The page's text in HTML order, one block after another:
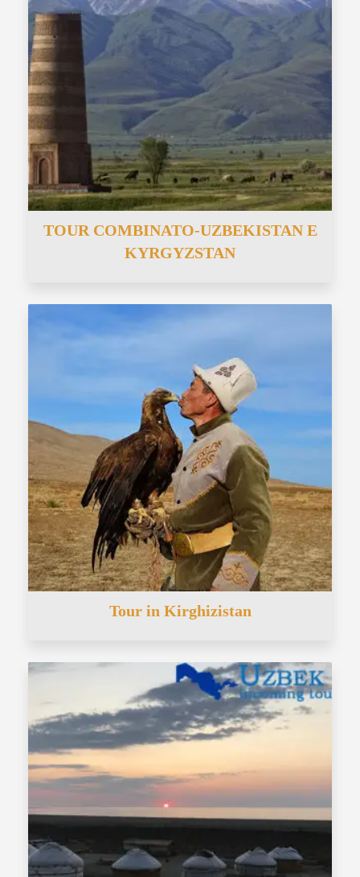
TOUR COMBINATO-UZBEKISTAN E
KYRGYZSTAN
Tour in Kirghizistan